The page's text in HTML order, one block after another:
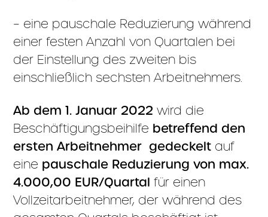
– eine pauschale Reduzierung während
einer festen Anzahl von Quartalen bei
der Einstellung des zweiten bis
einschließlich sechsten Arbeitnehmers.
Ab dem 1. Januar 2022 wird die
Beschäftigungsbeihilfe betreffend den
ersten Arbeitnehmer gedeckelt auf
eine pauschale Reduzierung von max.
4.000,00 EUR/Quartal für einen
Vollzeitarbeitnehmer, der während des